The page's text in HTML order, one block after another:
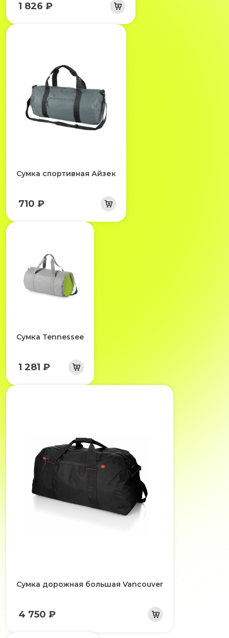
1 826 ₽
Сумка спортивная Айзек
710 ₽
Сумка Tennessee
1 281 ₽
Сумка дорожная большая Vancouver
4 750 ₽